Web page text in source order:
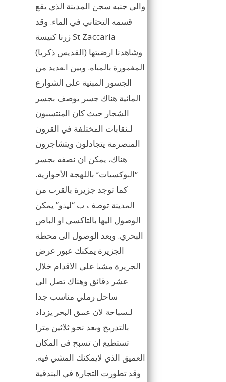
والى جنبه سجن المدينة الذي يقع
قسمه التحتاني في الماء. وقد
زرنا كنيسة St Zaccaria
(القديس ذكريا) وشاهدنا ارضيتها
المغمورة بالمياه. وبين العديد من
الجسور المبنية على الشوارع
المائية هناك جسر يوصف بجسر
الشجار حيث كان المنتسبون
للنقابات المختلفة في القرون
المنصرمة يتجادلون ويتشاجرون
هناك، يمكن ان نصفه بجسر
“البوكسيات” باللهجة الأحوازية.
كما توجد جزيرة بالقرب من
المدينة توصف ب “ليدو” يمكن
الوصول اليها بالتاكسي او الباص
البحري. وبعد الوصول الى محطة
الجزيرة يمكنك عبور عرض
الجزيرة مشيا على الاقدام خلال
عشر دقائق وهناك تصل الى
ساحل رملي مناسب جدا
للسباحة لان عمق البحر يزداد
بالتدريج وبعد نحو ثلاثين مترا
تستطيع ان تسبح في المكان
العميق الذي لايمكنك المشي فيه.
وقد تطورت التجارة في البندقية